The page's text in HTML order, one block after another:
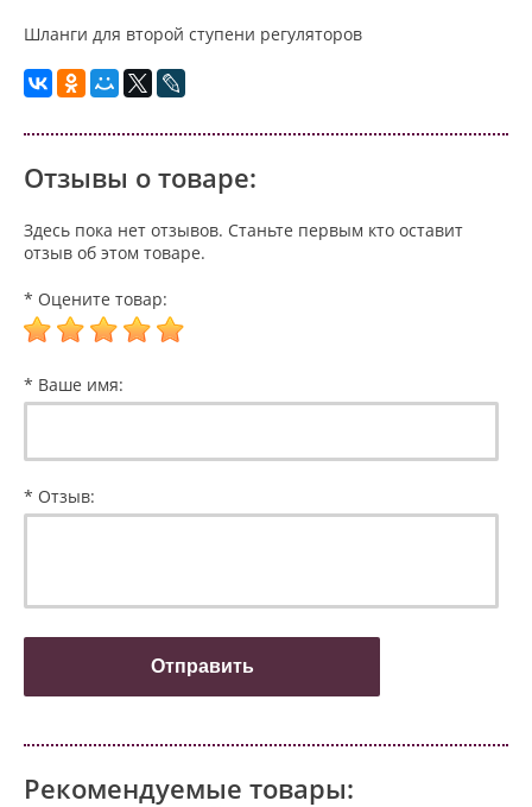
Шланги для второй ступени регуляторов
Отзывы о товаре:
Здесь пока нет отзывов. Станьте первым кто оставит
отзыв об этом товаре.
* Оцените товар:
* Ваше имя:
* Отзыв:
Рекомендуемые товары: